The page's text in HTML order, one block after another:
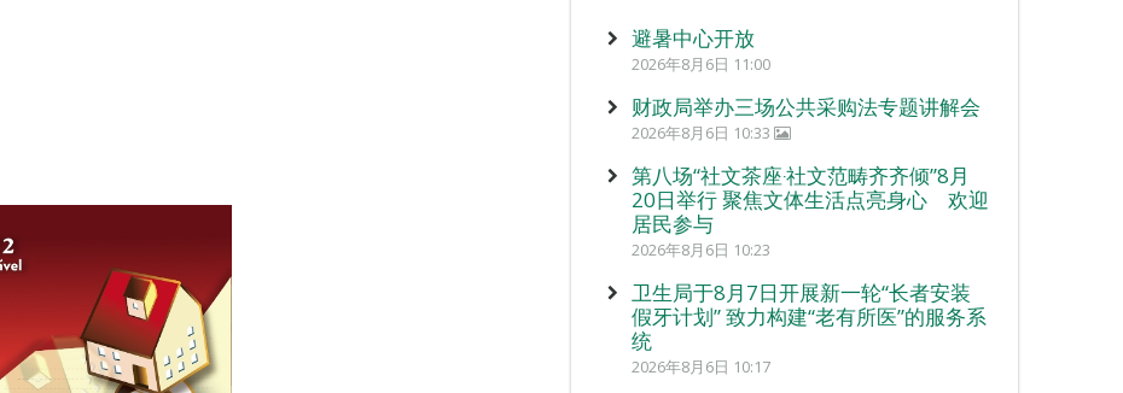
避暑中心开放
2026年8月6日 11:00
财政局举办三场公共采购法专题讲解会
2026年8月6日 10:33
第八场“社文茶座‧社文范畴齐齐倾”8月
20日举行 聚焦文体生活点亮身心 欢迎
居民参与
2026年8月6日 10:23
卫生局于8月7日开展新一轮“长者安装
假牙计划” 致力构建“老有所医”的服务系
统
2026年8月6日 10:17